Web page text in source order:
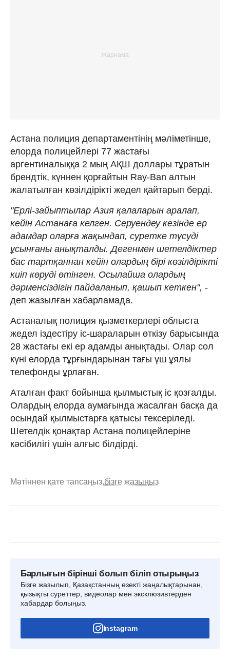
Астана полиция департаментінің мәліметінше,
елорда полицейлері 77 жастағы
аргентиналыққа 2 мың АҚШ доллары тұратын
брендтік, күннен қорғайтын Ray-Ban алтын
жалатылған көзілдірікті жедел қайтарып берді.
"Ерлі-зайыптылар Азия қалаларын аралап,
кейін Астанаға келген. Серуендеу кезінде ер
адамдар оларға жақындап, суретке түсуді
ұсынғаны анықталды. Дегенмен шетелдіктер
бас тартқаннан кейін олардың бірі көзілдірікті
киіп көруді өтінген. Осылайша олардың
дәрменсіздігін пайдаланып, қашып кеткен", -
деп жазылған хабарламада.
Астаналық полиция қызметкерлері облыста
жедел іздестіру іс-шараларын өткізу барысында
28 жастағы екі ер адамды анықтады. Олар сол
күні елорда тұрғындарынан тағы үш ұялы
телефонды ұрлаған.
Аталған факт бойынша қылмыстық іс қозғалды.
Олардың елорда аумағында жасалған басқа да
осындай қылмыстарға қатысы тексеріледі.
Шетелдік қонақтар Астана полицейлеріне
кәсібилігі үшін алғыс білдірді.
Мәтіннен қате тапсаңыз,бізге жазыңыз
Барлығын бірінші болып біліп отырыңыз
Бізге жазылып, Қазақстанның өзекті жаңалықтарынан,
қызықты суреттер, видеолар мен эксклюзивтерден
хабардар болыңыз.
Instagram